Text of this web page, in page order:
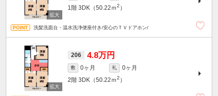
1階 3DK（50.22ｍ2 ）
洗髪洗面台・温水洗浄便座付き/安心のＴＶドアホン/
206 4.8万円
敷 0ヶ月 礼
0ヶ月
2階 3DK（50.22ｍ2 ）